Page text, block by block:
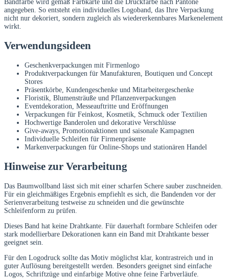
Bandfarbe wird gemäß Farbkarte und die Druckfarbe nach Pantone
angegeben. So entsteht ein individuelles Logoband, das Ihre Verpackung
nicht nur dekoriert, sondern zugleich als wiedererkennbares Markenelement
wirkt.
Verwendungsideen
Geschenkverpackungen mit Firmenlogo
Produktverpackungen für Manufakturen, Boutiquen und Concept
Stores
Präsentkörbe, Kundengeschenke und Mitarbeitergeschenke
Floristik, Blumensträuße und Pflanzenverpackungen
Eventdekoration, Messeauftritte und Eröffnungen
Verpackungen für Feinkost, Kosmetik, Schmuck oder Textilien
Hochwertige Banderolen und dekorative Verschlüsse
Give-aways, Promotionaktionen und saisonale Kampagnen
Individuelle Schleifen für Firmenpräsente
Markenverpackungen für Online-Shops und stationären Handel
Hinweise zur Verarbeitung
Das Baumwollband lässt sich mit einer scharfen Schere sauber zuschneiden.
Für ein gleichmäßiges Ergebnis empfiehlt es sich, die Bandenden vor der
Serienverarbeitung testweise zu schneiden und die gewünschte
Schleifenform zu prüfen.
Dieses Band hat keine Drahtkante. Für dauerhaft formbare Schleifen oder
stark modellierbare Dekorationen kann ein Band mit Drahtkante besser
geeignet sein.
Für den Logodruck sollte das Motiv möglichst klar, kontrastreich und in
guter Auflösung bereitgestellt werden. Besonders geeignet sind einfache
Logos, Schriftzüge und einfarbige Motive ohne feine Farbverläufe.